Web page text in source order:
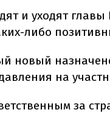
и уходят
либо
новый
на
за